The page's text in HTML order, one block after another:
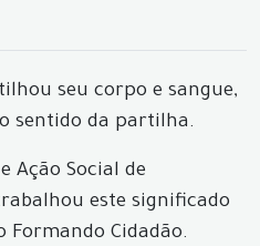
seu corpo e sangue,
sentido da partilha.
Ação Social de
este significado
Formando Cidadão.